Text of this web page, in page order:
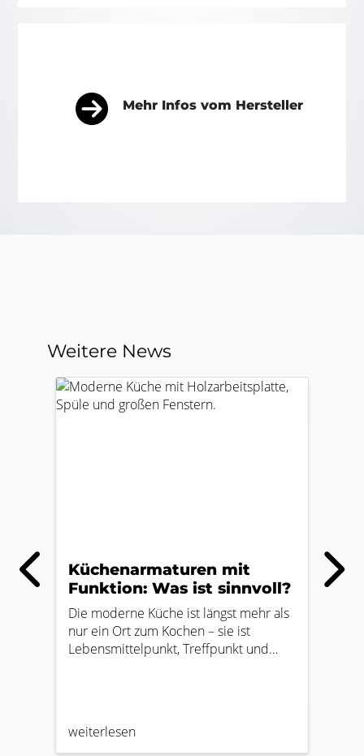
Mehr Infos vom Hersteller
Weitere News
Küchenarmaturen mit
Funktion: Was ist sinnvoll?
Die moderne Küche ist längst mehr als
nur ein Ort zum Kochen – sie ist
Lebensmittelpunkt, Treffpunkt und
Warm- und Kaltwasser bieten viele
weiterlesen